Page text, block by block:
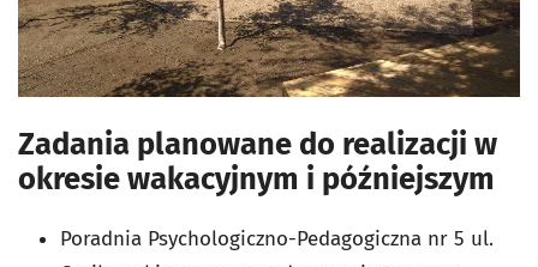
Zadania planowane do realizacji w
okresie wakacyjnym i późniejszym
Poradnia Psychologiczno-Pedagogiczna nr 5 ul.